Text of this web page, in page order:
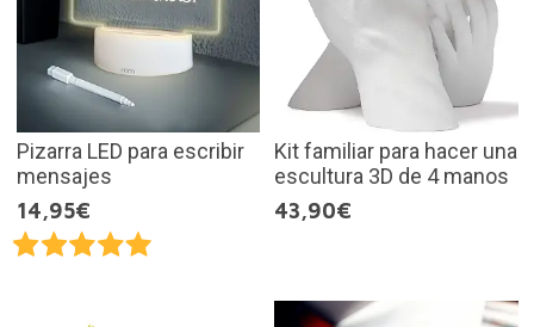
Pizarra LED para escribir
mensajes
14,95€
Kit familiar para hacer una
escultura 3D de 4 manos
43,90€